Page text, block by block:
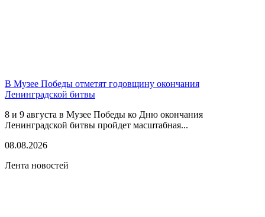
В Музее Победы отметят годовщину окончания
Ленинградской битвы
8 и 9 августа в Музее Победы ко Дню окончания
Ленинградской битвы пройдет масштабная...
08.08.2026
Лента новостей